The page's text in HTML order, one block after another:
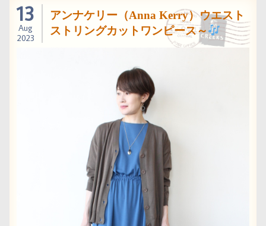
13
Aug
2023
アンナケリー（Anna Kerry）ウエスト
ストリングカットワンピース～